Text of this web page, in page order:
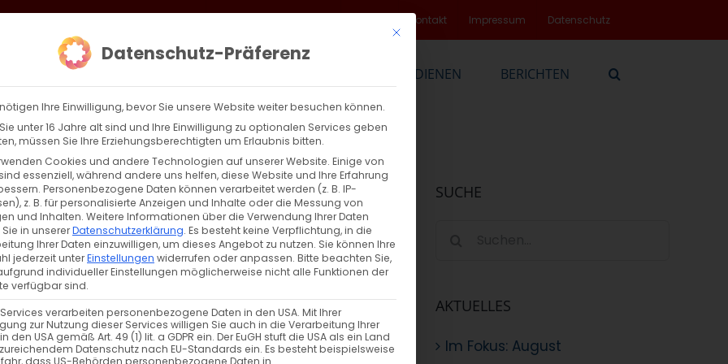
Kontakt Impressum Datenschutz
DIENEN BERICHTEN
Zurück Vor
SUCHE
AKTUELLES
Im Fokus: August
Mit diesem Button wird der Dialog geschlossen. Seine
Datenschutz-Präferenz
Ihre Einwilligung, bevor Sie unsere Website weiter besuchen können.
unter 16 Jahre alt sind und Ihre Einwilligung zu optionalen Services geben
müssen Sie Ihre Erziehungsberechtigten um Erlaubnis bitten.
Cookies und andere Technologien auf unserer Website. Einige von
essenziell, während andere uns helfen, diese Website und Ihre Erfahrung
Personenbezogene Daten können verarbeitet werden (z. B. IP-
z. B. für personalisierte Anzeigen und Inhalte oder die Messung von
und Inhalten. Weitere Informationen über die Verwendung Ihrer Daten
in unsererDatenschutzerklärung. Es besteht keine Verpflichtung, in die
Ihrer Daten einzuwilligen, um dieses Angebot zu nutzen. Sie können Ihre
jederzeit unterEinstellungen widerrufen oder anpassen. Bitte beachten Sie,
individueller Einstellungen möglicherweise nicht alle Funktionen der
verfügbar sind.
verarbeiten personenbezogene Daten in den USA. Mit Ihrer
zur Nutzung dieser Services willigen Sie auch in die Verarbeitung Ihrer
den USA gemäß Art. 49 (1) lit. a GDPR ein. Der EuGH stuft die USA als ein Land
Datenschutz nach EU-Standards ein. Es besteht beispielsweise
dass US-Behörden personenbezogene Daten in